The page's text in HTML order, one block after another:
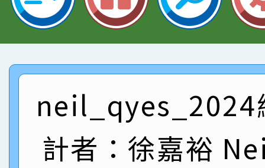
指導老師林老師
賽 劉文瑛教師榮獲教
臺灣台語-第二名
賀！本校參與2026世
市賽榮獲科學小創客佳
創客第三名。
賀！本校參加桃園市中
名
倩參加桃園市科展 國
名 指導老師王老師、
賀！本校四年二班張O
園市英語競賽國小朗讀
賀！本校參加桃園市中
neil_qyes_2024
計者：徐嘉裕